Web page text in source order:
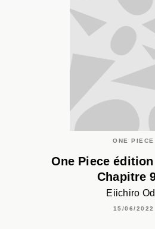
ONE PIECE
One Piece
Chapitre
Eiichiro
15/06/2022